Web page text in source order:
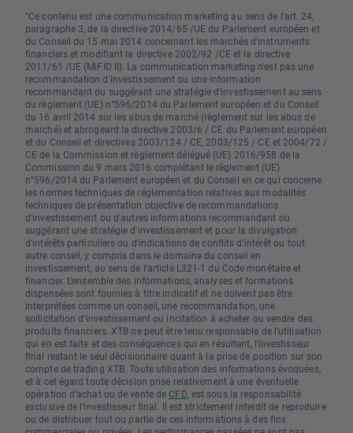
"Ce contenu est une communication marketing au sens de l'art. 24,
paragraphe 3, de la directive 2014/65 /UE du Parlement européen et
du Conseil du 15 mai 2014 concernant les marchés d'instruments
financiers et modifiant la directive 2002/92 /CE et la directive
2011/61 /UE (MiFID II). La communication marketing n'est pas une
recommandation d'investissement ou une information
recommandant ou suggérant une stratégie d'investissement au sens
du règlement (UE) n°596/2014 du Parlement européen et du Conseil
du 16 avril 2014 sur les abus de marché (règlement sur les abus de
marché) et abrogeant la directive 2003/6 / CE du Parlement européen
et du Conseil et directives 2003/124 / CE, 2003/125 / CE et 2004/72 /
CE de la Commission et règlement délégué (UE) 2016/958 de la
Commission du 9 mars 2016 complétant le règlement (UE)
n°596/2014 du Parlement européen et du Conseil en ce qui concerne
les normes techniques de réglementation relatives aux modalités
techniques de présentation objective de recommandations
d'investissement ou d'autres informations recommandant ou
suggérant une stratégie d'investissement et pour la divulgation
d'intérêts particuliers ou d'indications de conflits d'intérêt ou tout
autre conseil, y compris dans le domaine du conseil en
investissement, au sens de l'article L321-1 du Code monétaire et
financier. L’ensemble des informations, analyses et formations
dispensées sont fournies à titre indicatif et ne doivent pas être
interprétées comme un conseil, une recommandation, une
sollicitation d’investissement ou incitation à acheter ou vendre des
produits financiers. XTB ne peut être tenu responsable de l’utilisation
qui en est faite et des conséquences qui en résultent, l’investisseur
final restant le seul décisionnaire quant à la prise de position sur son
compte de trading XTB. Toute utilisation des informations évoquées,
et à cet égard toute décision prise relativement à une éventuelle
opération d’achat ou de vente de CFD, est sous la responsabilité
exclusive de l’investisseur final. Il est strictement interdit de reproduire
ou de distribuer tout ou partie de ces informations à des fins